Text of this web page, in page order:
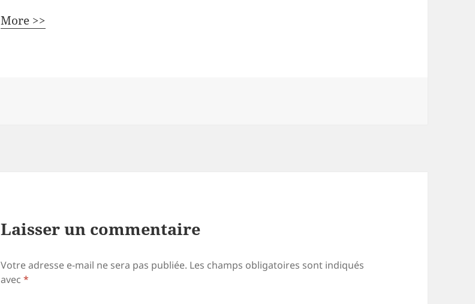
More >>
Laisser un commentaire
Votre adresse e-mail ne sera pas publiée. Les champs obligatoires sont indiqués
avec*